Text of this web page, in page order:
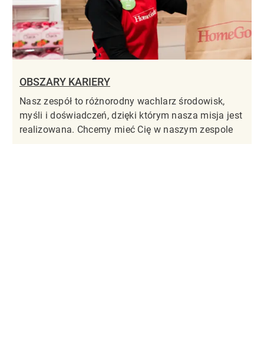
OBSZARY KARIERY
Nasz zespół to różnorodny wachlarz środowisk,
myśli i doświadczeń, dzięki którym nasza misja jest
realizowana. Chcemy mieć Cię w naszym zespole